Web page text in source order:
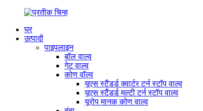
घर
उत्पादों
पाइपलाइन
बॉल वाल्व
गेट वाल्व
कोण वॉल्व
यूएस स्टैंडर्ड क्वार्टर टर्न स्टॉप वाल्व
यूएस स्टैंडर्ड मल्टी टर्न स्टॉप वाल्व
यूरोप मानक कोण वाल्व